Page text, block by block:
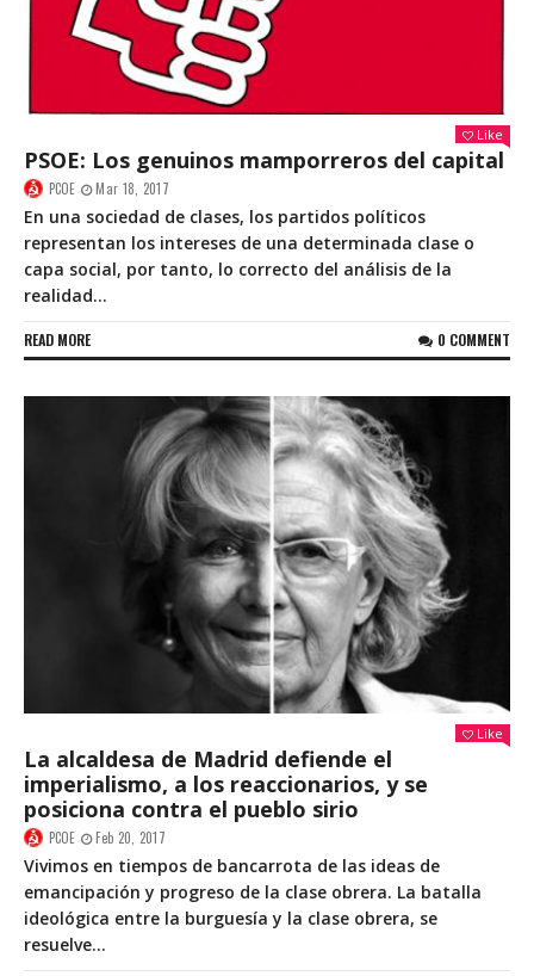
Like
PSOE: Los genuinos mamporreros del capital
PCOE Mar 18, 2017
En una sociedad de clases, los partidos políticos
representan los intereses de una determinada clase o
capa social, por tanto, lo correcto del análisis de la
realidad...
READ MORE 0 COMMENT
Like
La alcaldesa de Madrid defiende el
imperialismo, a los reaccionarios, y se
posiciona contra el pueblo sirio
PCOE Feb 20, 2017
Vivimos en tiempos de bancarrota de las ideas de
emancipación y progreso de la clase obrera. La batalla
ideológica entre la burguesía y la clase obrera, se
resuelve...